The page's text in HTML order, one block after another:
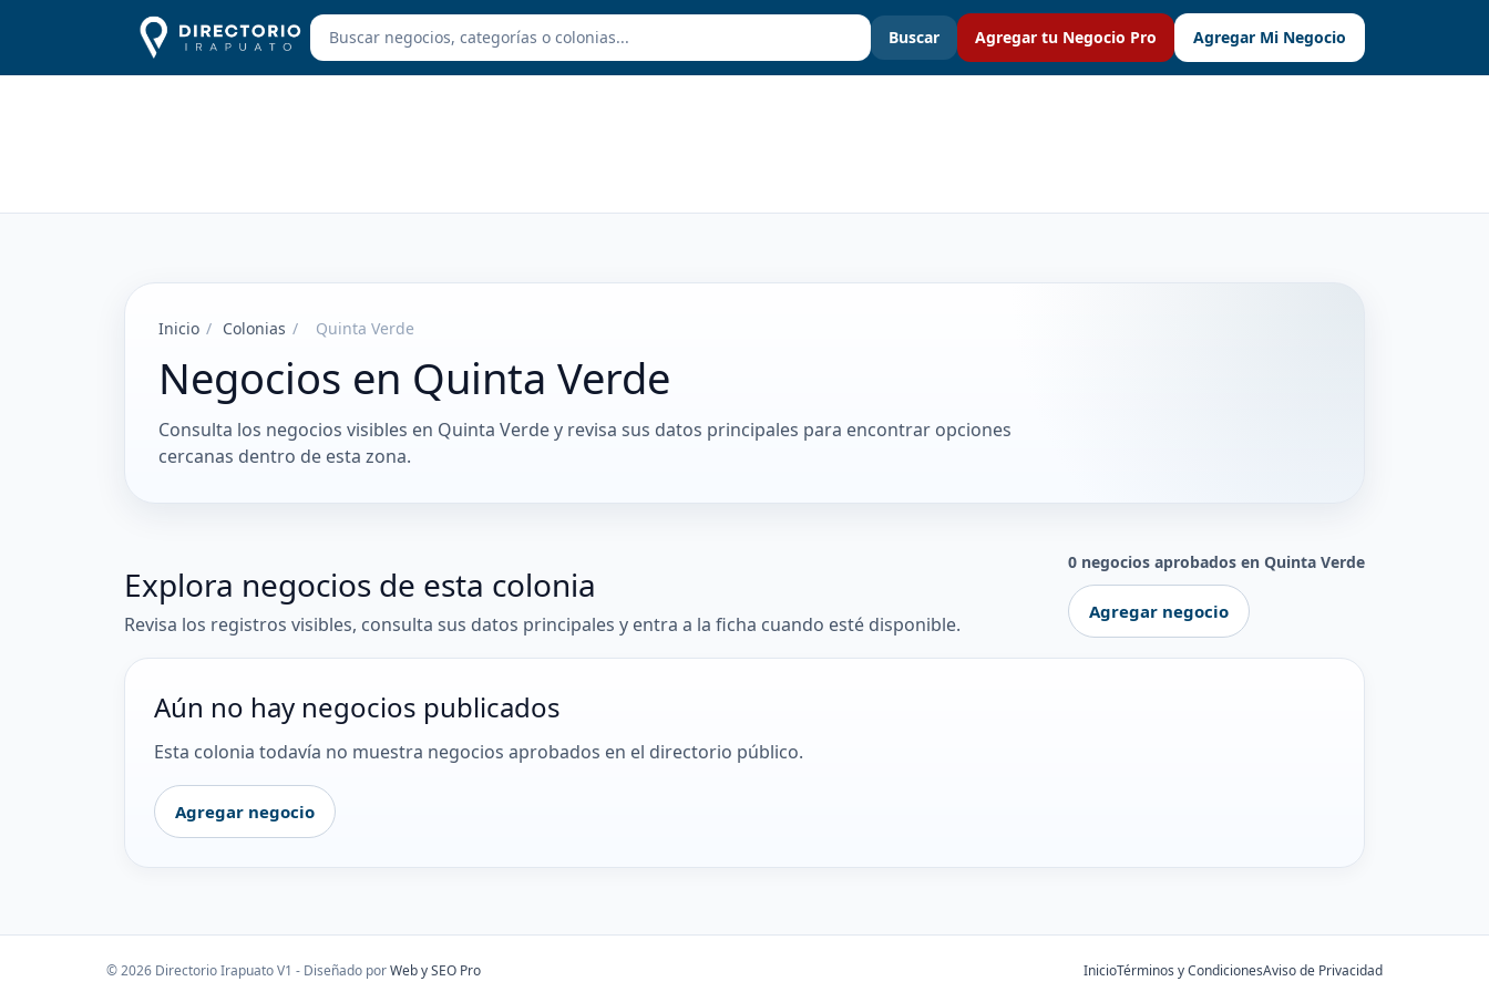
Buscar Agregar tu Negocio Pro Agregar Mi Negocio
Inicio / Colonias / Quinta Verde
Negocios en Quinta Verde
Consulta los negocios visibles en Quinta Verde y revisa sus datos principales para encontrar opciones
cercanas dentro de esta zona.
Explora negocios de esta colonia
Revisa los registros visibles, consulta sus datos principales y entra a la ficha cuando esté disponible.
0 negocios aprobados en Quinta Verde
Agregar negocio
Aún no hay negocios publicados
Esta colonia todavía no muestra negocios aprobados en el directorio público.
Agregar negocio
© 2026 Directorio Irapuato V1 - Diseñado porWeb y SEO Pro InicioTérminos y CondicionesAviso de Privacidad